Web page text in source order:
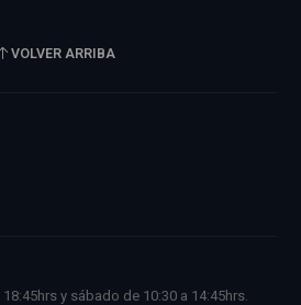
VOLVER ARRIBA
y sábado de 10:30 a 14:45hrs.